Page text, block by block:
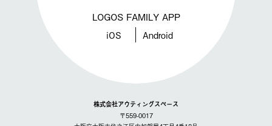
LOGOS FAMILY APP
iOS Android
株式会社アウティングスペース
〒559-0017